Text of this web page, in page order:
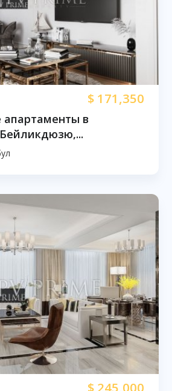
$ 171,350
в
$ 245,000